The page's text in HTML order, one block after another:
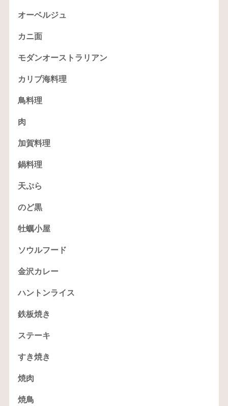
オーベルジュ
カニ面
モダンオーストラリアン
カリブ海料理
鳥料理
肉
加賀料理
鍋料理
天ぷら
のど黒
牡蠣小屋
ソウルフード
金沢カレー
ハントンライス
鉄板焼き
ステーキ
すき焼き
焼肉
焼鳥